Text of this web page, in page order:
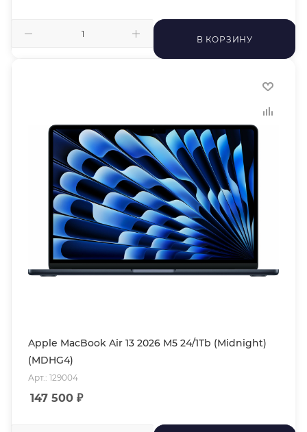
В КОРЗИНУ
Apple MacBook Air 13 2026 M5 24/1Tb (Midnight)
(MDHG4)
Арт.: 129004
147 500 ₽